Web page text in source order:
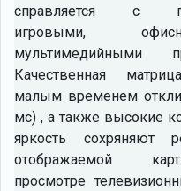
справляется с
игровыми,
мультимедийными
Качественная
малым временем
мс) , а также высокие
яркость сохряняют
отображаемой
просмотре